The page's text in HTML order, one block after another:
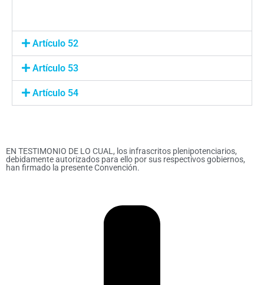
Artículo 52
Artículo 53
Artículo 54
EN TESTIMONIO DE LO CUAL, los infrascritos plenipotenciarios,
debidamente autorizados para ello por sus respectivos gobiernos,
han firmado la presente Convención.